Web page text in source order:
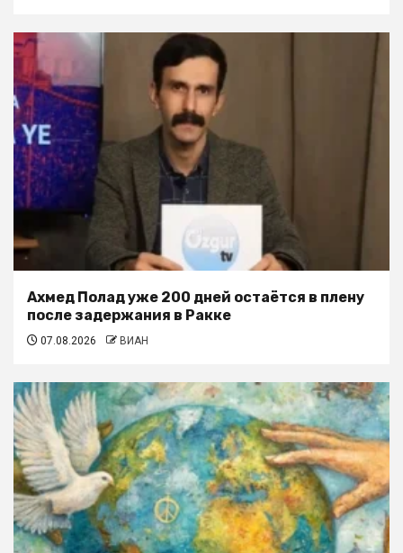
Ахмед Полад уже 200 дней остаётся в плену
после задержания в Ракке
07.08.2026 ВИАН